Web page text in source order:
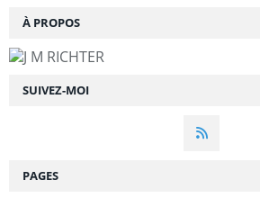
SUIVEZ-MOI
À PROPOS
PAGES